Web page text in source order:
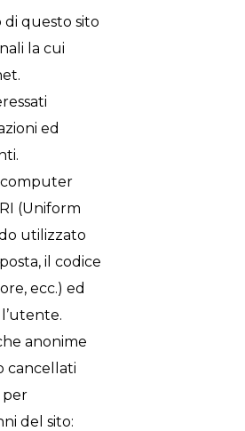
questo sito
la cui
ed
computer
(Uniform
utilizzato
il codice
ecc.) ed
anonime
cancellati
per
del sito: